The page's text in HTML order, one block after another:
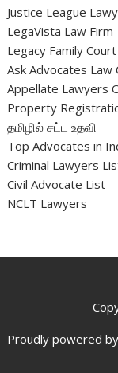
Justice League
LegaVista Law Firm
Legacy Family
Ask Advocates Law
Appellate Lawyers
Property
தமிழில் சட்ட உதவி
Top Advocates in
Criminal Lawyers
Civil Advocate List
NCLT Lawyers
Proudly powered